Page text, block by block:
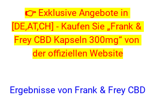
👉 Exklusive Angebote in
[DE,AT,CH] - Kaufen Sie „Frank &
Frey CBD Kapseln 300mg“ von
der offiziellen Website
Ergebnisse von Frank & Frey CBD